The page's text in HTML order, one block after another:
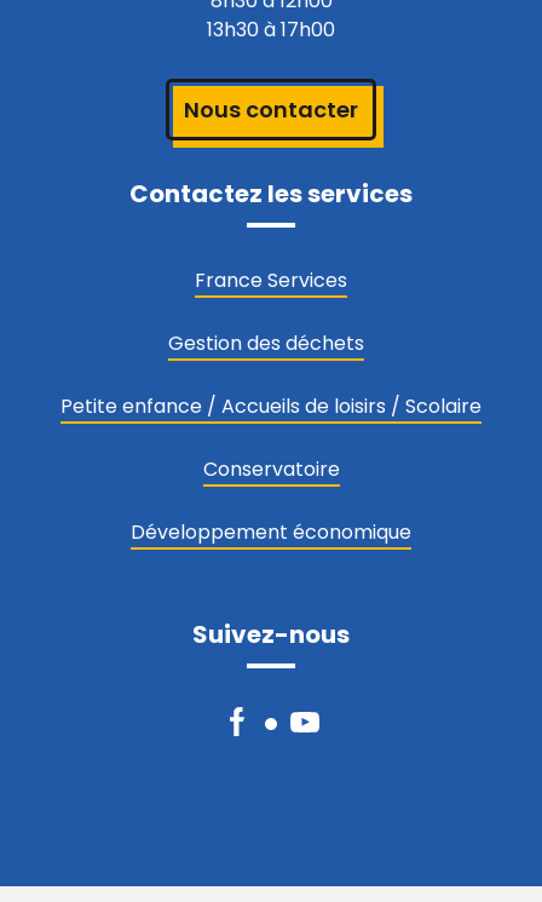
13h30 à 17h00
Nous contacter
Contactez les services
France Services
Gestion des déchets
Petite enfance / Accueils de loisirs / Scolaire
Conservatoire
Développement économique
Suivez-nous
FacebookYouTube